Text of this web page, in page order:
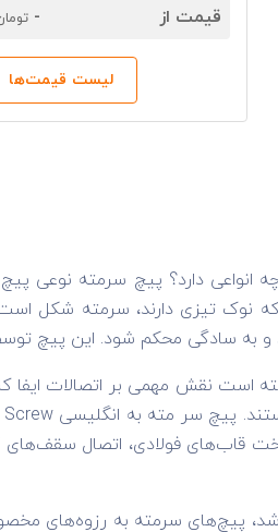
قیمت از -
لیست قیمت‌ها
انواعی دارد؟ پیچ سرمته نوعی
نوک تیزی دارند، سرمته شکل
و به سادگی محکم شود. این پیچ
قاب‌های فولادی، اتصال سقف‌های
پیچ‌های سرمته به رزوه‌های